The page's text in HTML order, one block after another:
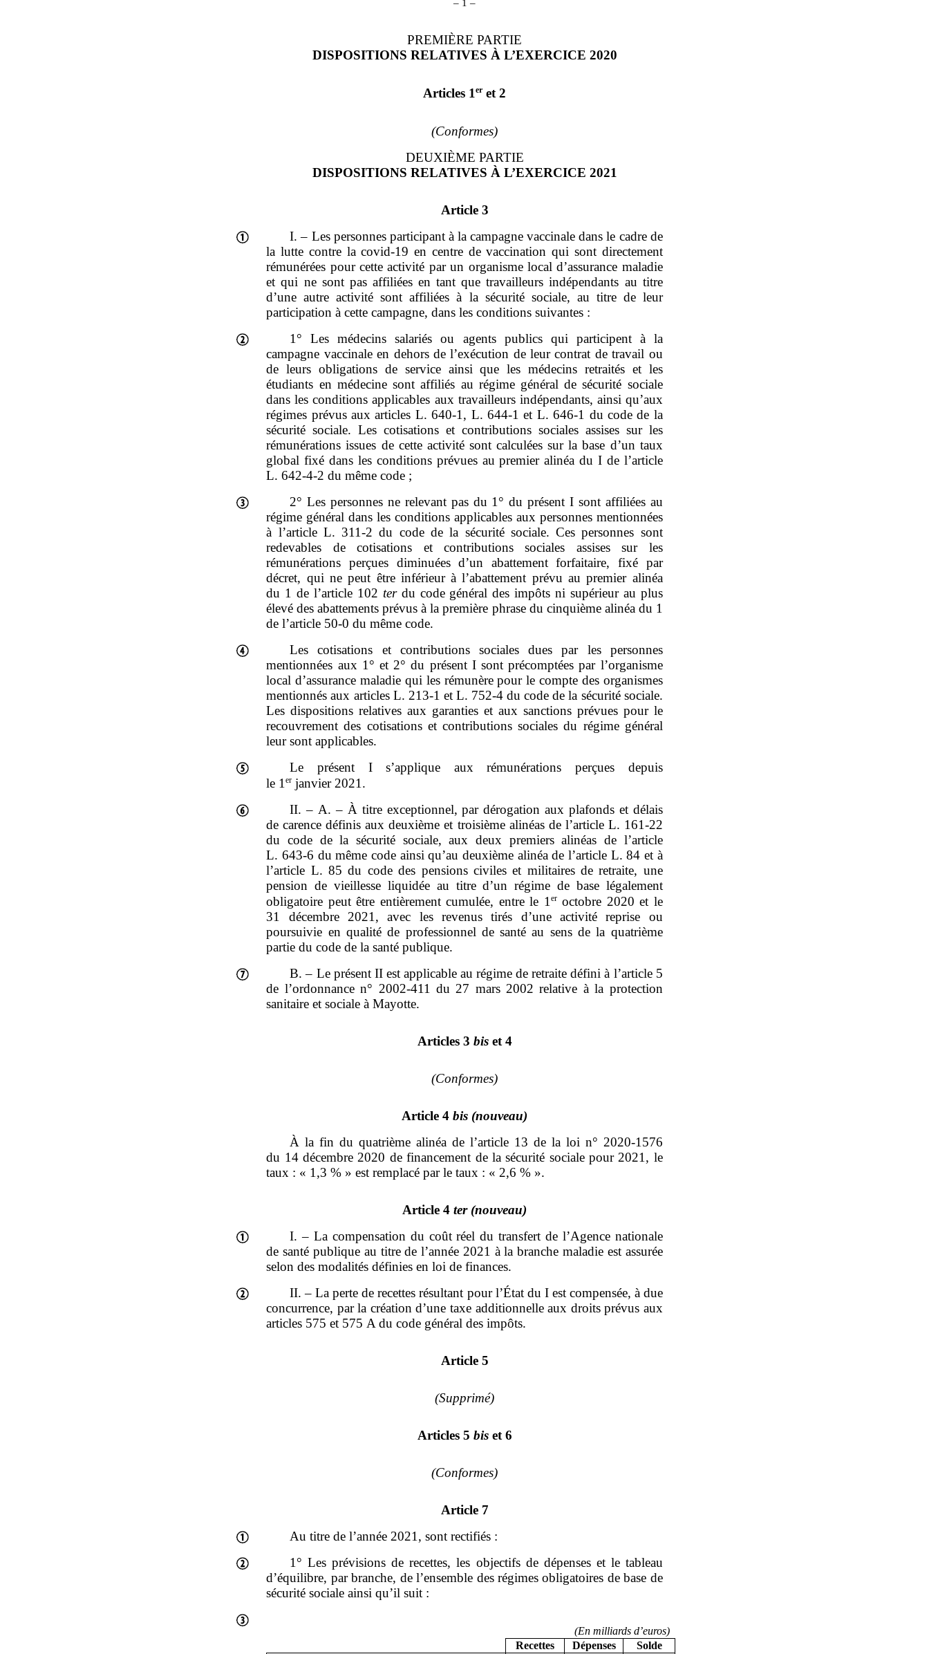
– 1 –
PREMIÈRE PARTIE
DISPOSITIONS RELATIVES À L’EXERCICE 2020
Articles 1er et 2
(Conformes)
DEUXIÈME PARTIE
DISPOSITIONS RELATIVES À L’EXERCICE 2021
Article 3
I. – Les personnes participant à la campagne vaccinale dans le cadre de
la lutte contre la covid‑19 en centre de vaccination qui sont directement
rémunérées pour cette activité par un organisme local d’assurance maladie
et qui ne sont pas affiliées en tant que travailleurs indépendants au titre
d’une autre activité sont affiliées à la sécurité sociale, au titre de leur
participation à cette campagne, dans les conditions suivantes :
1° Les médecins salariés ou agents publics qui participent à la
campagne vaccinale en dehors de l’exécution de leur contrat de travail ou
de leurs obligations de service ainsi que les médecins retraités et les
étudiants en médecine sont affiliés au régime général de sécurité sociale
dans les conditions applicables aux travailleurs indépendants, ainsi qu’aux
régimes prévus aux articles L. 640‑1, L. 644‑1 et L. 646‑1 du code de la
sécurité sociale. Les cotisations et contributions sociales assises sur les
rémunérations issues de cette activité sont calculées sur la base d’un taux
global fixé dans les conditions prévues au premier alinéa du I de l’article
L. 642‑4‑2 du même code ;
2° Les personnes ne relevant pas du 1° du présent I sont affiliées au
régime général dans les conditions applicables aux personnes mentionnées
à l’article L. 311‑2 du code de la sécurité sociale. Ces personnes sont
redevables de cotisations et contributions sociales assises sur les
rémunérations perçues diminuées d’un abattement forfaitaire, fixé par
décret, qui ne peut être inférieur à l’abattement prévu au premier alinéa
du 1 de l’article 102 terdu code général des impôts ni supérieur au plus
élevé des abattements prévus à la première phrase du cinquième alinéa du 1
de l’article 50‑0 du même code.
Les cotisations et contributions sociales dues par les personnes
mentionnées aux 1° et 2° du présent I sont précomptées par l’organisme
local d’assurance maladie qui les rémunère pour le compte des organismes
mentionnés aux articles L. 213‑1 et L. 752‑4 du code de la sécurité sociale.
Les dispositions relatives aux garanties et aux sanctions prévues pour le
recouvrement des cotisations et contributions sociales du régime général
leur sont applicables.
Le présent I s’applique aux rémunérations perçues depuis
le 1er janvier 2021.
II. – A. – À titre exceptionnel, par dérogation aux plafonds et délais
de carence définis aux deuxième et troisième alinéas de l’article L. 161‑22
du code de la sécurité sociale, aux deux premiers alinéas de l’article
L. 643‑6 du même code ainsi qu’au deuxième alinéa de l’article L. 84 et à
l’article L. 85 du code des pensions civiles et militaires de retraite, une
pension de vieillesse liquidée au titre d’un régime de base légalement
obligatoire peut être entièrement cumulée, entre le 1 eroctobre 2020 et le
31 décembre 2021, avec les revenus tirés d’une activité reprise ou
poursuivie en qualité de professionnel de santé au sens de la quatrième
partie du code de la santé publique.
B. – Le présent II est applicable au régime de retraite défini à l’article 5
de l’ordonnance n° 2002‑411 du 27 mars 2002 relative à la protection
sanitaire et sociale à Mayotte.
Articles 3 biset 4
(Conformes)
Article 4 bis (nouveau)
À la fin du quatrième alinéa de l’article 13 de la loi n° 2020‑1576
du 14 décembre 2020 de financement de la sécurité sociale pour 2021, le
taux : « 1,3 % » est remplacé par le taux : « 2,6 % ».
Article 4 ter (nouveau)
I. – La compensation du coût réel du transfert de l’Agence nationale
de santé publique au titre de l’année 2021 à la branche maladie est assurée
selon des modalités définies en loi de finances.
II. – La perte de recettes résultant pour l’État du I est compensée, à due
concurrence, par la création d’une taxe additionnelle aux droits prévus aux
articles 575 et 575 A du code général des impôts.
Article 5
(Supprimé)
Articles 5 biset 6
(Conformes)
Article 7
Au titre de l’année 2021, sont rectifiés :
1° Les prévisions de recettes, les objectifs de dépenses et le tableau
d’équilibre, par branche, de l’ensemble des régimes obligatoires de base de
sécurité sociale ainsi qu’il suit :
(En milliards d’euros)
Recettes
Dépenses Solde